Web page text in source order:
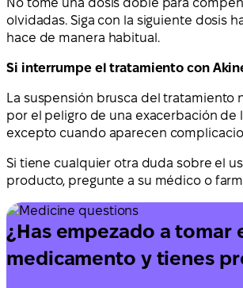
No tome una dosis doble para
olvidadas. Siga con la siguiente dosis
hace de manera habitual.
Si interrumpe el tratamiento con
La suspensión brusca del tratamiento
por el peligro de una exacerbación de
excepto cuando aparecen
Si tiene cualquier otra duda sobre el
producto, pregunte a su médico o
¿Has empezado a tomar
medicamento y tienes